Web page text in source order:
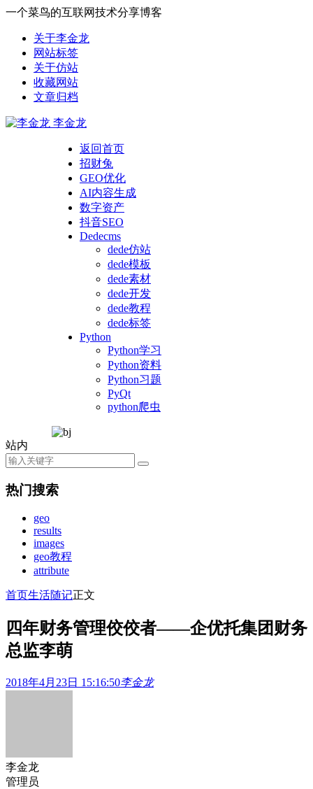
一个菜鸟的互联网技术分享博客
关于李金龙
网站标签
关于仿站
收藏网站
文章归档
李金龙
返回首页
招财兔
GEO优化
AI内容生成
数字资产
抖音SEO
Dedecms
dede仿站
dede模板
dede素材
dede开发
dede教程
dede标签
Python
Python学习
Python资料
Python习题
PyQt
python爬虫
站内
热门搜索
geo
results
images
geo教程
attribute
首页生活随记正文
四年财务管理佼佼者——企优托集团财务
总监李萌
2018年4月23日 15:16:50李金龙
李金龙
管理员